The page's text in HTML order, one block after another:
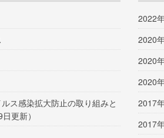
ス感染拡大防止の取り組みと
更新）
2022
2020
2020
2020
2017
2017